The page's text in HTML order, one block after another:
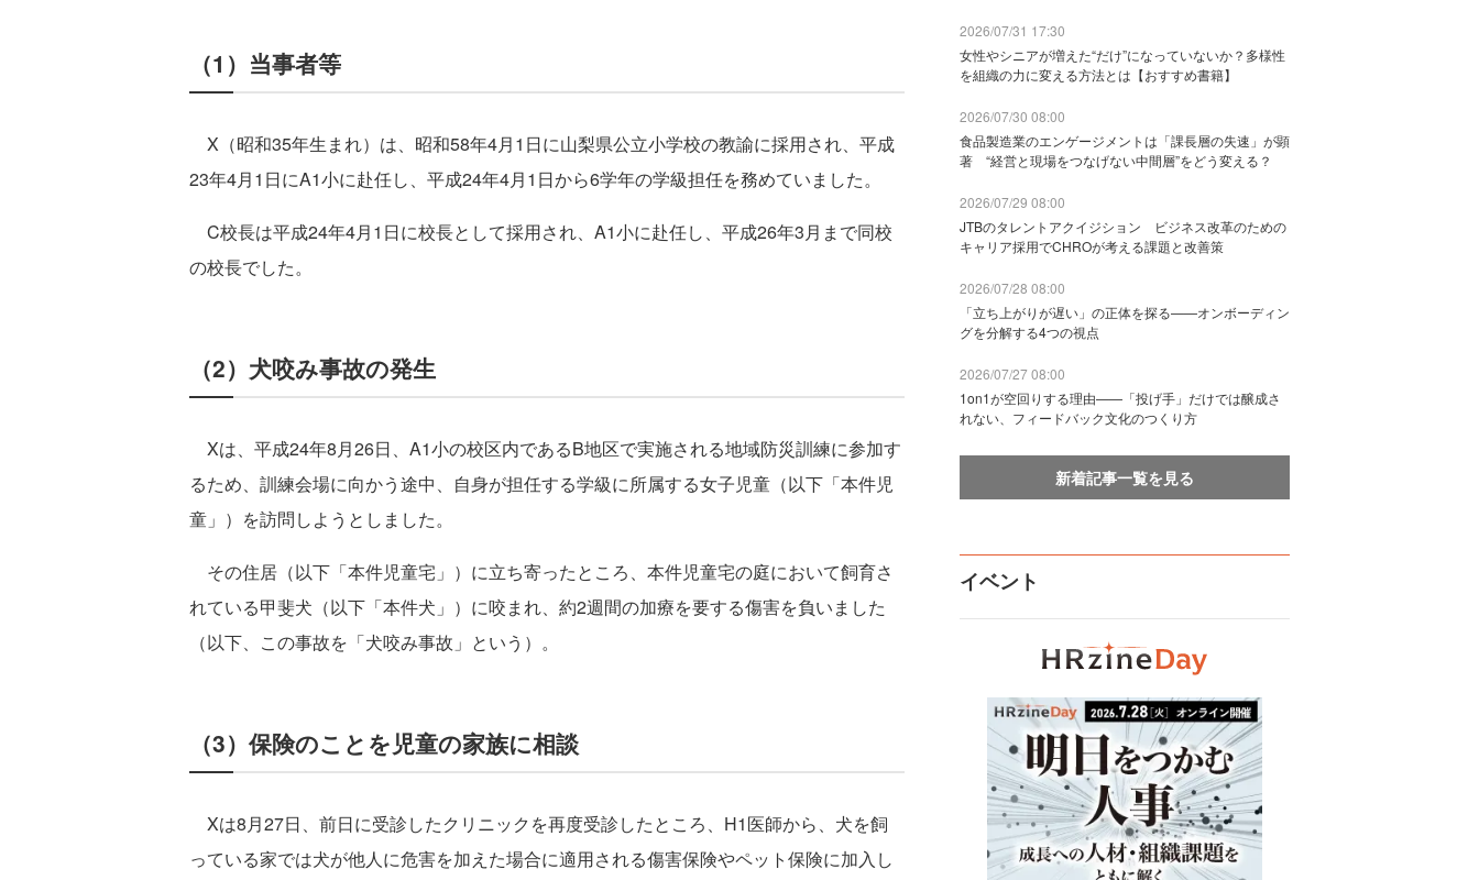
（1）当事者等
X（昭和35年生まれ）は、昭和58年4月1日に山梨県公立小学校の教諭に採用され、平成
23年4月1日にA1小に赴任し、平成24年4月1日から6学年の学級担任を務めていました。
C校長は平成24年4月1日に校長として採用され、A1小に赴任し、平成26年3月まで同校
の校長でした。
（2）犬咬み事故の発生
Xは、平成24年8月26日、A1小の校区内であるB地区で実施される地域防災訓練に参加す
るため、訓練会場に向かう途中、自身が担任する学級に所属する女子児童（以下「本件児
童」）を訪問しようとしました。
その住居（以下「本件児童宅」）に立ち寄ったところ、本件児童宅の庭において飼育さ
れている甲斐犬（以下「本件犬」）に咬まれ、約2週間の加療を要する傷害を負いました
（以下、この事故を「犬咬み事故」という）。
（3）保険のことを児童の家族に相談
Xは8月27日、前日に受診したクリニックを再度受診したところ、H1医師から、犬を飼
っている家では犬が他人に危害を加えた場合に適用される傷害保険やペット保険に加入し
2026/07/31 17:30
女性やシニアが増えた“だけ”になっていないか？多様性
を組織の力に変える方法とは【おすすめ書籍】
2026/07/30 08:00
食品製造業のエンゲージメントは「課長層の失速」が顕
著 “経営と現場をつなげない中間層”をどう変える？
2026/07/29 08:00
JTBのタレントアクイジション ビジネス改革のための
キャリア採用でCHROが考える課題と改善策
2026/07/28 08:00
「立ち上がりが遅い」の正体を探る——オンボーディン
グを分解する4つの視点
2026/07/27 08:00
1on1が空回りする理由——「投げ手」だけでは醸成さ
れない、フィードバック文化のつくり方
新着記事一覧を見る
イベント